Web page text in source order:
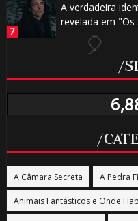
A verdadeira
revelada em
/
/
A Câmara Secreta A Pedra
Animais Fantásticos e Onde
⚡
🎈